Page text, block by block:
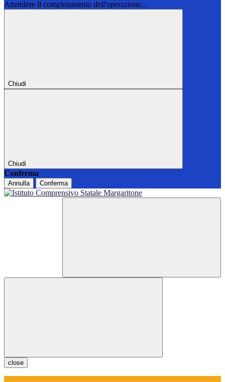
Attendere il completamento dell'operazione...
Chiudi
Chiudi
Conferma
Annulla Conferma
close